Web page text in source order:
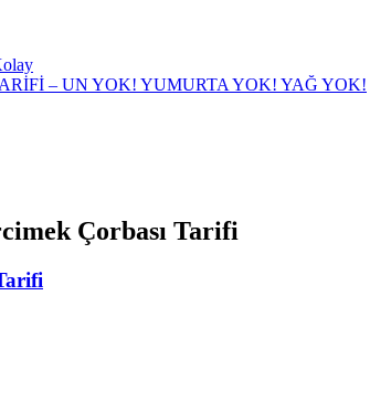
– UN YOK! YUMURTA YOK! YAĞ YOK!
Çorbası Tarifi